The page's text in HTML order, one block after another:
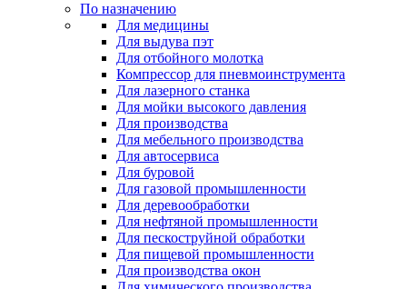
По назначению
Для медицины
Для выдува пэт
Для отбойного молотка
Компрессор для пневмоинструмента
Для лазерного станка
Для мойки высокого давления
Для производства
Для мебельного производства
Для автосервиса
Для буровой
Для газовой промышленности
Для деревообработки
Для нефтяной промышленности
Для пескоструйной обработки
Для пищевой промышленности
Для производства окон